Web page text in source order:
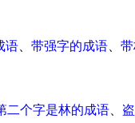
语 带强字的成语
二个字是林的成语